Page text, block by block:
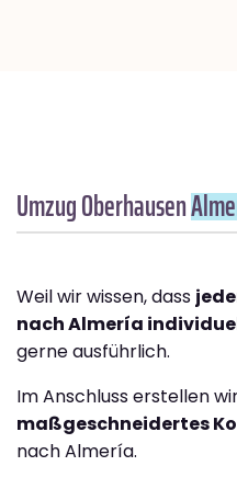
Umzug Oberhausen
Weil wir wissen, dass
nach Almería
gerne ausführlich.
Im Anschluss erstellen
maßgeschneidertes
nach Almería.